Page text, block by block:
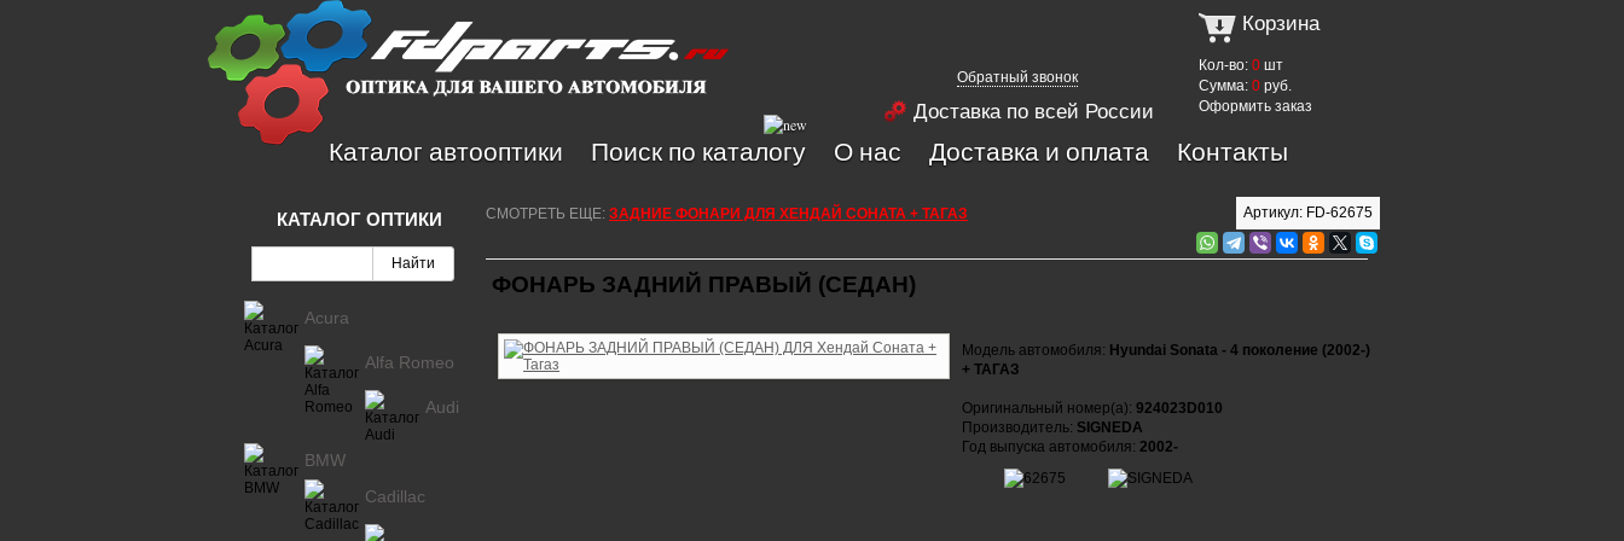
Обратный звонок
Доставка по всей России
Корзина
Кол-во: 0 шт
Сумма: 0 руб.
Оформить заказ
Каталог автооптики Поиск по каталогу О нас Доставка и оплата Контакты
СМОТРЕТЬ ЕЩЕ: ЗАДНИЕ ФОНАРИ ДЛЯ ХЕНДАЙ СОНАТА + ТАГАЗ Артикул: FD-62675
ФОНАРЬ ЗАДНИЙ ПРАВЫЙ (СЕДАН)
Модель автомобиля: Hyundai Sonata - 4 поколение (2002-)
+ ТАГАЗ
Оригинальный номер(а): 924023D010
Производитель: SIGNEDA
Год выпуска автомобиля: 2002-
КАТАЛОГ ОПТИКИ
Acura
Alfa Romeo
Audi
BMW
Cadillac